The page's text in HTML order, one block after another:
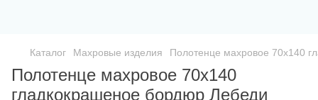
Каталог Махровые изделия Полотенце махровое 70х140
Полотенце махровое 70х140
гладкокрашеное бордюр Лебеди